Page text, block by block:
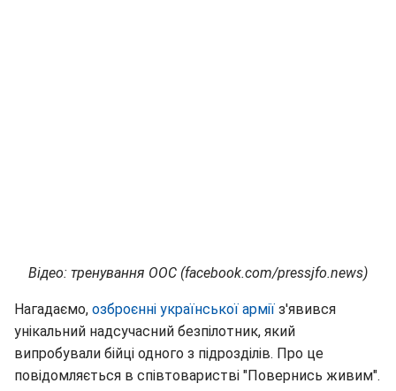
Відео: тренування ООС (facebook.com/pressjfo.news)
Нагадаємо, озброєнні української армії з'явився
унікальний надсучасний безпілотник, який
випробували бійці одного з підрозділів. Про це
повідомляється в співтоваристві "Повернись живим".